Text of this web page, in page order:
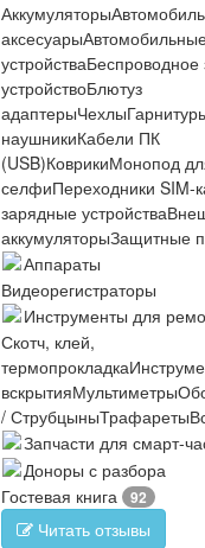
Аккумуляторы
аксесуары
устройстваБеспроводное
устройствоБлютуз
адаптерыЧехлы
наушникиКабели ПК
(USB)КоврикиМонопод
селфиПереходники SIM-
зарядные устройства
аккумуляторыЗащитные
Аппараты
Видеорегистраторы
Инструменты для
Скотч, клей,
термопрокладка
вскрытияМультиметры
/ СтрубцыныТрафареты
Запчасти для смарт-
Доноры с разбора
Гостевая книга
92
Читать отзывы